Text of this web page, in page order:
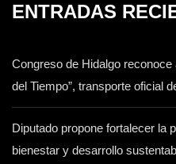
ENTRADAS
Congreso de Hidalgo reconoce
del Tiempo”, transporte oficial
Diputado propone fortalecer la
bienestar y desarrollo